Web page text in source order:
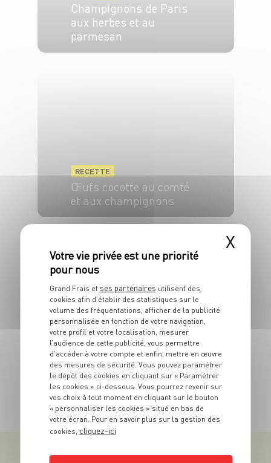
Champignons de Paris
aux herbes et au
parmesan
RECETTE
Œufs cocotte au comté
et aux champignons
4 pers. 20 min 30 min
RECETTE
Lotte panée aux
noisettes
6 pers. 40 min 10 min
TOUTES NOS RECETTES
X
Grand Frais et ses partenaires utilisent des
cookies afin d’établir des statistiques sur le
volume des fréquentations, afficher de la publicité
personnalisée en fonction de votre navigation,
votre profil et votre localisation, mesurer
l’audience de cette publicité, vous permettre
d’accéder à votre compte et enfin, mettre en œuvre
des mesures de sécurité. Vous pouvez paramétrer
le dépôt des cookies en cliquant sur « Paramétrer
les cookies » ci-dessous. Vous pourrez revenir sur
vos choix à tout moment en cliquant sur le bouton
« personnaliser les cookies » situé en bas de
votre écran. Pour en savoir plus sur la gestion des
cookies, cliquez-ici